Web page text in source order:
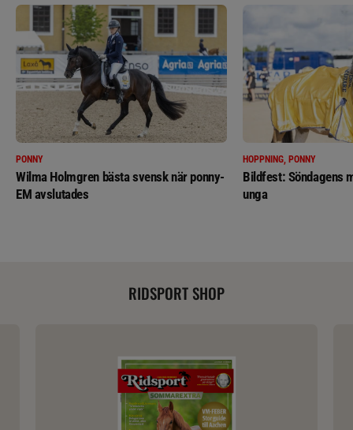
PONNY
Wilma Holmgren bästa svensk när ponny-
EM avslutades
HOPPNING, PONNY
Bildfest: Söndagens
unga
RIDSPORT SHOP